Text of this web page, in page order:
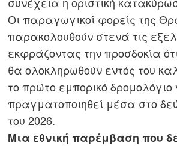
Οι παραγωγικοί φορείς της
παρακολουθούν στενά τις
εκφράζοντας την προσδοκία
θα ολοκληρωθούν εντός του
το πρώτο εμπορικό δρομολόγιο
πραγματοποιηθεί μέσα στο
του 2026.
Μια εθνική παρέμβαση που